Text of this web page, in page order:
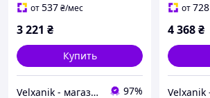
от537₴/мес
3 221 ₴
Купить
Velxanik - магазин мототехники, велотоваров, с/х техники, аксессуаров и запчастей 97%
от728
4 368₴